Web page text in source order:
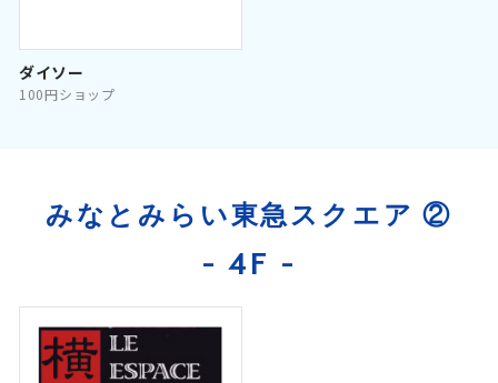
ダイソー
100円ショップ
みなとみらい東急スクエア ②
- 4F -